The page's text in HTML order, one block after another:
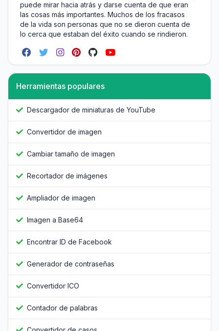
puede mirar hacia atrás y darse cuenta de que eran
las cosas más importantes. Muchos de los fracasos
de la vida son personas que no se dieron cuenta de
lo cerca que estaban del éxito cuando se rindieron.
Herramientas populares
Descargador de miniaturas de YouTube
Convertidor de imagen
Cambiar tamaño de imagen
Recortador de imágenes
Ampliador de imagen
Imagen a Base64
Encontrar ID de Facebook
Generador de contraseñas
Convertidor ICO
Contador de palabras